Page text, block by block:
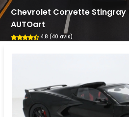
Chevrolet Corvette Stingray
AUTOart
4.8 (40 avis)